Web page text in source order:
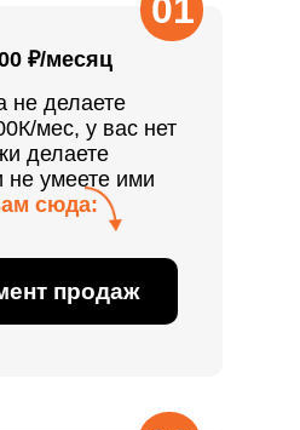
₽/месяц
не делаете
мес, у вас нет
делаете
не умеете ими
сюда:
продаж
01